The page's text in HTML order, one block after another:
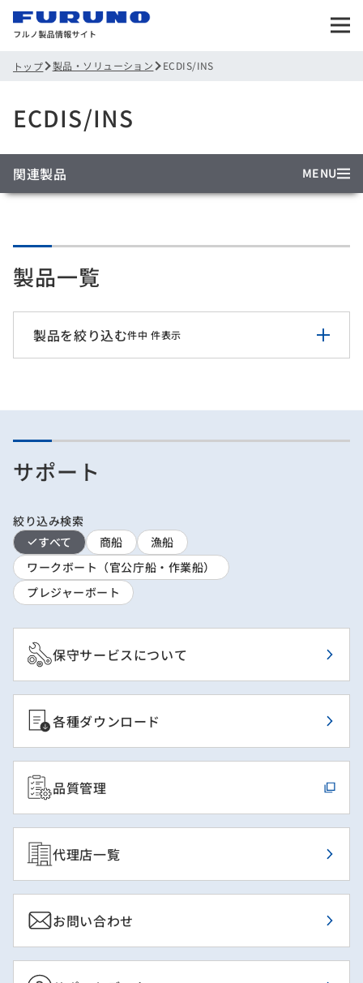
トップ 製品・ソリューション ECDIS/INS
ECDIS/INS
関連製品 MENU
製品一覧
製品を絞り込む件中 件表示
サポート
絞り込み検索
すべて
商船
漁船
ワークボート（官公庁船・作業船）
プレジャーボート
保守サービスについて
各種ダウンロード
品質管理
代理店一覧
お問い合わせ